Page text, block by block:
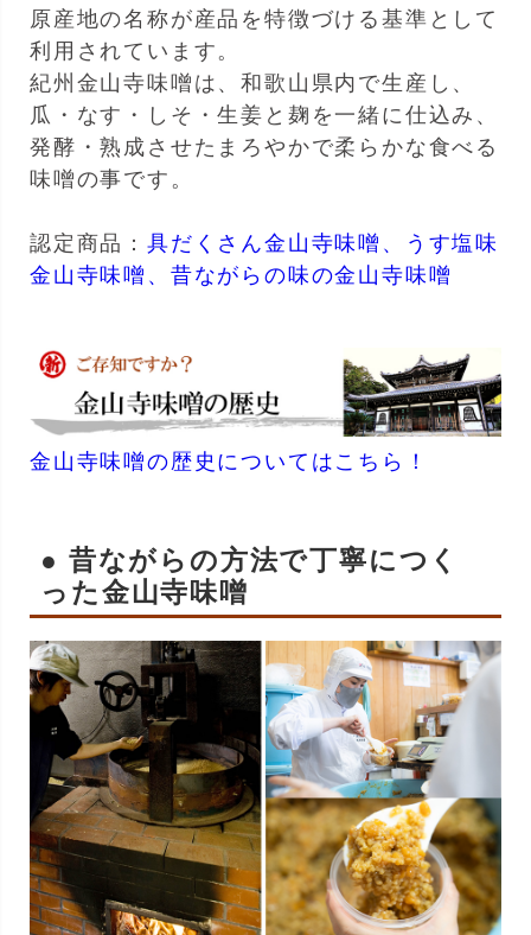
原産地の名称が産品を特徴づける基準として
利用されています。
紀州金山寺味噌は、和歌山県内で生産し、
瓜・なす・しそ・生姜と麹を一緒に仕込み、
発酵・熟成させたまろやかで柔らかな食べる
味噌の事です。
認定商品： 具だくさん金山寺味噌、
うす塩味
金山寺味噌、 昔ながらの味の金山寺味噌
金山寺味噌の歴史についてはこちら！
● 昔ながらの方法で丁寧につく
った金山寺味噌